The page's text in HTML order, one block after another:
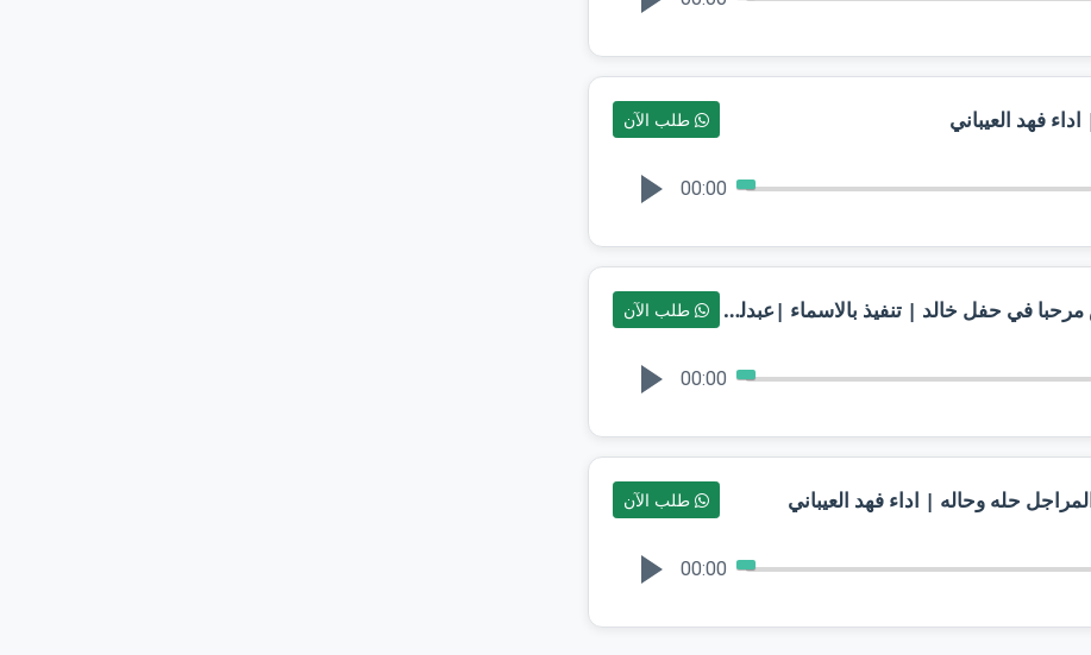
طلب الآن
00:00
مرحبا بضيوفنا مليون - شيلة عريس مرحبا في حفل خالد | تنفيذ بالاسماء |عبدلله البرازي و فهد العيباني طلب الآن
00:00
طلب الآن
00:00